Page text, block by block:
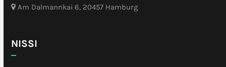
Am Dalmannkai 6, 20457 Hamburg
NISSI